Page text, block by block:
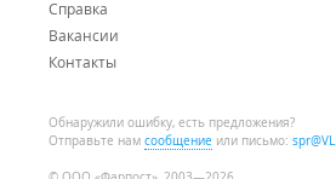
Справка
Вакансии
Контакты
Обнаружили ошибку, есть предложения?
Отправьте нам сообщение или письмо: